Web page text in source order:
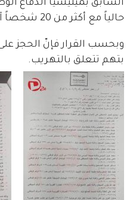
السابق بميليشيا الدفاع
حالياً مع أكثر من 20 شخصاً آخرين.
وبحسب القرار فإنّ الحجز
بتهم تتعلق بالتهريب.